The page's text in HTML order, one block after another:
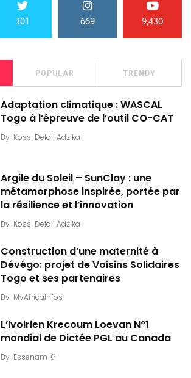
301 669 9,430
POPULAR TRENDY
Adaptation climatique : WASCAL
Togo à l’épreuve de l’outil CO-CAT
By Kossi Delali Adzika
Argile du Soleil – SunClay : une
métamorphose inspirée, portée par
la résilience et l’innovation
By Kossi Delali Adzika
Construction d’une maternité à
Dévégo: projet de Voisins Solidaires
Togo et ses partenaires
By MyAfricaInfos
L’Ivoirien Krecoum Loevan N°1
mondial de Dictée PGL au Canada
By Essenam K²